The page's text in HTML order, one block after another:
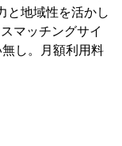
と地域性を活かし
マッチングサイ
し。月額利用料